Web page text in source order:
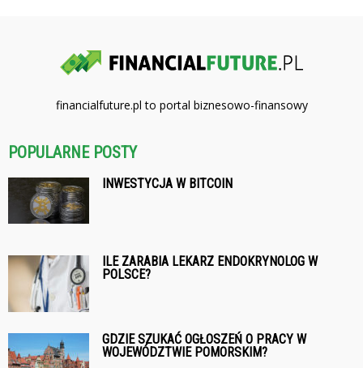
financialfuture.pl to portal biznesowo-finansowy
POPULARNE POSTY
INWESTYCJA W BITCOIN
ILE ZARABIA LEKARZ ENDOKRYNOLOG W
POLSCE?
GDZIE SZUKAĆ OGŁOSZEŃ O PRACY W
WOJEWÓDZTWIE POMORSKIM?